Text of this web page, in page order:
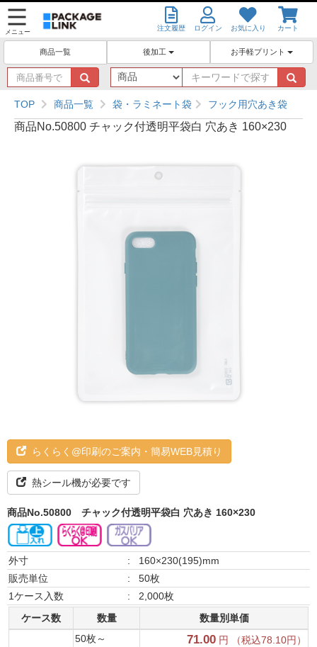
メニュー 注文履歴 ログイン お気に入り カート
商品一覧 後加工 お手軽プリント
商
品
番
号
で
キ
ー
ワ
ー
ド
TOP 商品一覧 袋・ラミネート袋 フック用穴あき袋
商品No.50800 チャック付透明平袋白 穴あき 160×230
らくらく@印刷のご案内・簡易WEB見積り
熱シール機が必要です
商品No.50800 チャック付透明平袋白 穴あき 160×230
外寸 :
160×230(195)mm
販売単位
:
50枚
1ケース入数
:
2,000枚
ケース数
数量
数量別単価
50枚～
71.00 円 （税込78.10円）